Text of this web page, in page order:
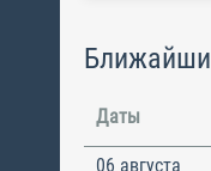
Даты
06 августа